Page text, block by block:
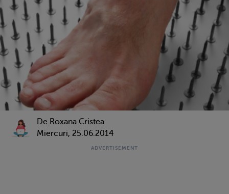
De Roxana Cristea
Miercuri, 25.06.2014